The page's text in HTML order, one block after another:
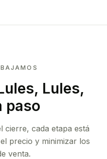
Lules,
paso
cierre, cada etapa está
precio y minimizar los
venta.